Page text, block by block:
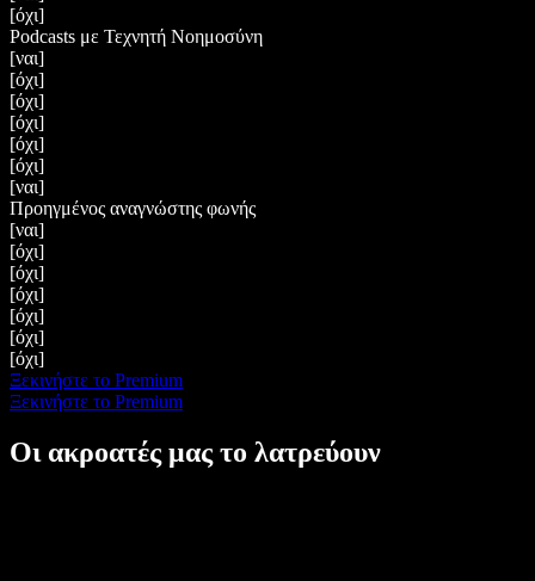
[όχι]
Podcasts με Τεχνητή Νοημοσύνη
[ναι]
[όχι]
[όχι]
[όχι]
[όχι]
[όχι]
[ναι]
Προηγμένος αναγνώστης φωνής
[ναι]
[όχι]
[όχι]
[όχι]
[όχι]
[όχι]
[όχι]
Ξεκινήστε το Premium
Ξεκινήστε το Premium
Οι ακροατές μας το λατρεύουν